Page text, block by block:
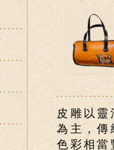
皮雕以
為主，傳
色彩相當